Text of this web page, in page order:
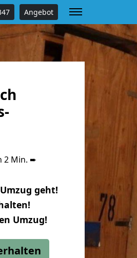
Angebot
2 Min. ➨
geht!
Umzug!